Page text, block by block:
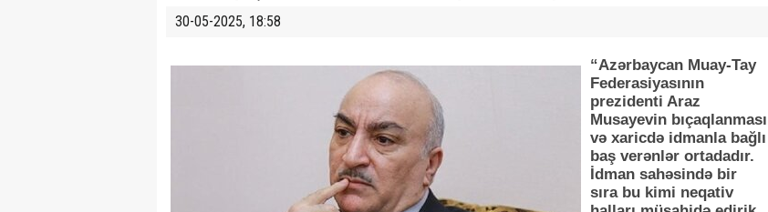
30-05-2025, 18:58
“Azərbaycan Muay-Tay
Federasiyasının
prezidenti Araz
Musayevin bıçaqlanması
və xaricdə idmanla bağlı
baş verənlər ortadadır.
İdman sahəsində bir
sıra bu kimi neqativ